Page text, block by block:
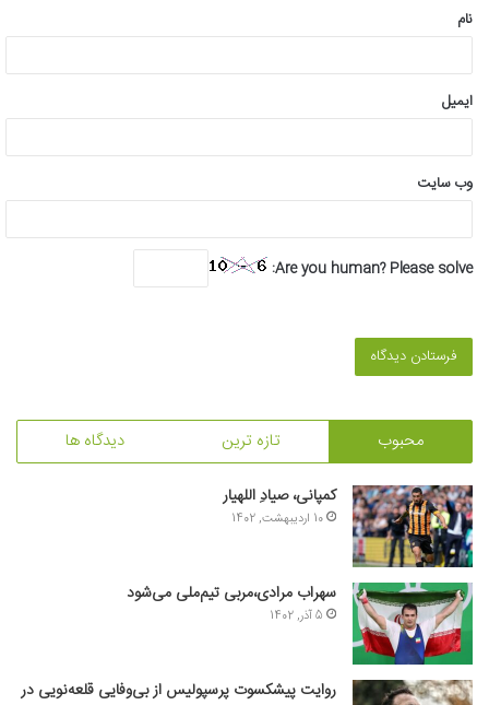
نام
ایمیل
وب‌ سایت
Are you human? Please solve:
محبوب تازه ترین دیدگاه ها
کمپانی، صیادِ اللهیار
10 اردیبهشت, 1402
سهراب مرادی،مربی تیم‌ملی می‌شود
5 آذر, 1402
روایت پیشکسوت پرسپولیس از بی‌وفایی قلعه‌نویی در